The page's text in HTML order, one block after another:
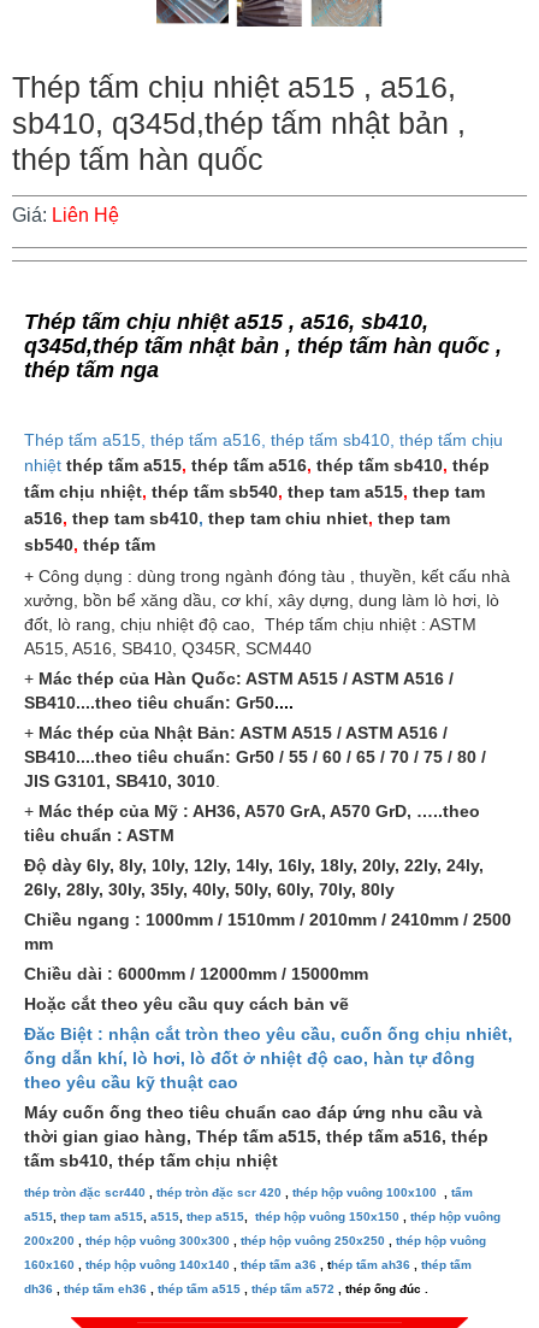
Thép tấm chịu nhiệt a515 , a516,
sb410, q345d,thép tấm nhật bản ,
thép tấm hàn quốc
Giá: Liên Hệ
Thép tấm chịu nhiệt a515 , a516, sb410,
q345d,thép tấm nhật bản , thép tấm hàn quốc ,
thép tấm nga
Thép tấm a515, thép tấm a516, thép tấm sb410, thép tấm chịu
nhiệt thép tấm a515, thép tấm a516, thép tấm sb410, thép
tấm chịu nhiệt, thép tấm sb540, thep tam a515, thep tam
a516, thep tam sb410, thep tam chiu nhiet, thep tam
sb540, thép tấm
+ Công dụng : dùng trong ngành đóng tàu , thuyền, kết cấu nhà
xưởng, bồn bể xăng dầu, cơ khí, xây dựng, dung làm lò hơi, lò
đốt, lò rang, chịu nhiệt độ cao,
Thép tấm chịu nhiệt : ASTM
A515, A516, SB410, Q345R, SCM440
+ Mác thép của Hàn Quốc: ASTM A515 / ASTM A516 /
SB410....theo tiêu chuẩn: Gr50....
+ Mác thép của Nhật Bản: ASTM A515 / ASTM A516 /
SB410....theo tiêu chuẩn: Gr50 / 55 / 60 / 65 / 70 / 75 / 80 /
JIS G3101, SB410, 3010
+ Mác thép của Mỹ : AH36, A570 GrA, A570 GrD, …..theo
tiêu chuẩn : ASTM
Độ dày 6ly, 8ly, 10ly, 12ly, 14ly, 16ly, 18ly, 20ly, 22ly, 24ly,
26ly, 28ly, 30ly, 35ly, 40ly, 50ly, 60ly, 70ly, 80ly
Chiều ngang : 1000mm / 1510mm / 2010mm / 2410mm / 2500
mm
Chiều dài : 6000mm / 12000mm / 15000mm
Hoặc cắt theo yêu cầu quy cách bản vẽ
Đăc Biệt : nhận cắt tròn theo yêu cầu, cuốn ống chịu nhiêt,
ống dẫn khí, lò hơi, lò đốt ở nhiệt độ cao, hàn tự đông
theo yêu cầu kỹ thuật cao
Máy cuốn ống theo tiêu chuẩn cao đáp ứng nhu cầu và
thời gian giao hàng, Thép tấm a515, thép tấm a516, thép
tấm sb410, thép tấm chịu nhiệt
thép tròn đặc scr440 thép tròn đặc scr 420 thép hộp vuông 100x100
tấm
a515 thep tam a515 a515 thep a515 thép hộp vuông 150x150
thép hộp vuông
200x200
thép hộp vuông 300x300 thép hộp vuông 250x250
thép hộp vuông
160x160
thép hộp vuông 140x140 thép tấm a36 , thép tấm ah36
thép tấm
dh36
thép tấm eh36 thép tấm a515 thép tấm a572 , thép ống đúc .
giá thép chịu nhiệt a515 thị trường mới nhất
07/2025
(29/07/2025)